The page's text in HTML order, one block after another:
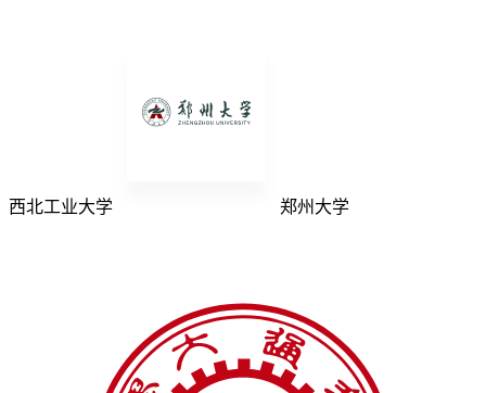
西北工业大学 郑州大学